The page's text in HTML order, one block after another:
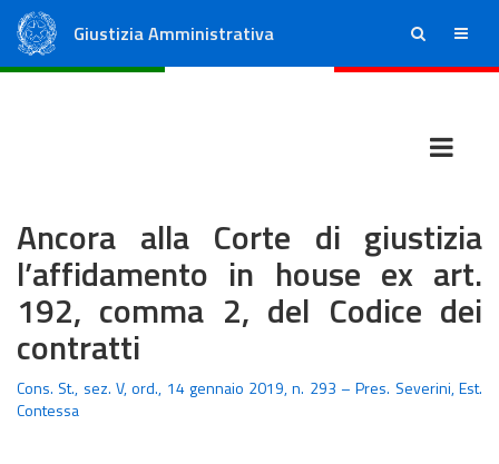
Giustizia Amministrativa ricerca menu
Ancora alla Corte di giustizia
l’affidamento in house ex art.
192, comma 2, del Codice dei
contratti
Cons. St., sez. V, ord., 14 gennaio 2019, n. 293 – Pres. Severini, Est.
Contessa